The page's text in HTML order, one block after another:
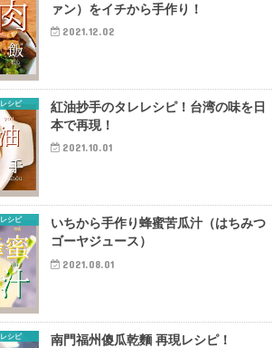
ァン）をイチから手作り！
2021.12.02
レシピ
紅油抄手のタレレシピ！台湾の味を日
本で再現！
2021.10.01
レシピ
いちから手作り蜂蜜苦瓜汁（はちみつ
ゴーヤジュース）
2021.08.01
レシピ 南門福州傻瓜乾麵 再現レシピ！